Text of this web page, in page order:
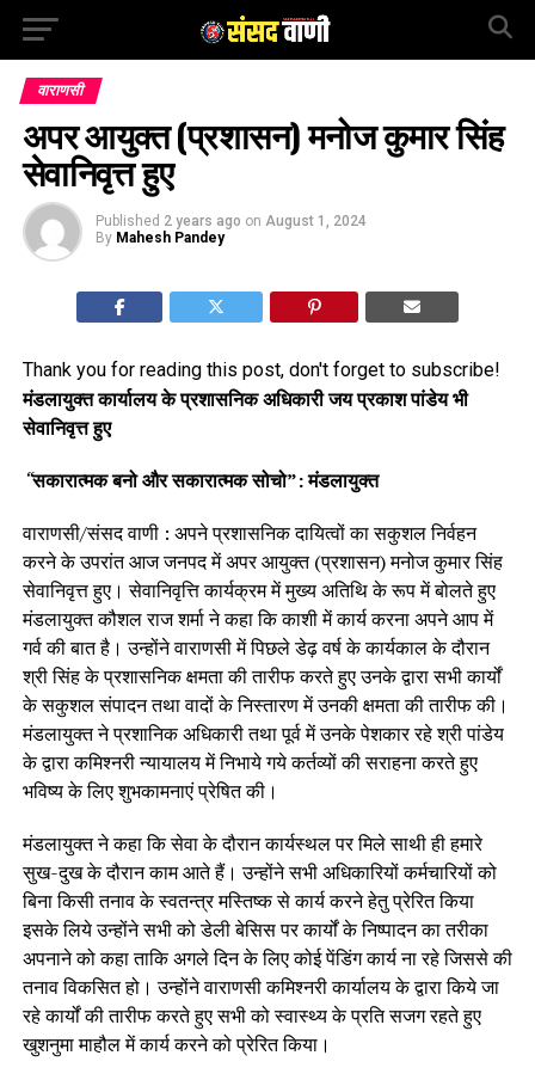
वाराणसी
अपर आयुक्त (प्रशासन) मनोज कुमार सिंह
सेवानिवृत्त हुए
Published 2 years ago on August 1, 2024
By Mahesh Pandey
Thank you for reading this post, don't forget to subscribe!
मंडलायुक्त कार्यालय के प्रशासनिक अधिकारी जय प्रकाश पांडेय भी
सेवानिवृत्त हुए
“सकारात्मक बनो और सकारात्मक सोचो”: मंडलायुक्त
वाराणसी/संसद वाणी : अपने प्रशासनिक दायित्वों का सकुशल निर्वहन
करने के उपरांत आज जनपद में अपर आयुक्त (प्रशासन) मनोज कुमार सिंह
सेवानिवृत्त हुए। सेवानिवृत्ति कार्यक्रम में मुख्य अतिथि के रूप में बोलते हुए
मंडलायुक्त कौशल राज शर्मा ने कहा कि काशी में कार्य करना अपने आप में
गर्व की बात है। उन्होंने वाराणसी में पिछले डेढ़ वर्ष के कार्यकाल के दौरान
श्री सिंह के प्रशासनिक क्षमता की तारीफ करते हुए उनके द्वारा सभी कार्यों
के सकुशल संपादन तथा वादों के निस्तारण में उनकी क्षमता की तारीफ की।
मंडलायुक्त ने प्रशानिक अधिकारी तथा पूर्व में उनके पेशकार रहे श्री पांडेय
के द्वारा कमिश्नरी न्यायालय में निभाये गये कर्तव्यों की सराहना करते हुए
भविष्य के लिए शुभकामनाएं प्रेषित की।
मंडलायुक्त ने कहा कि सेवा के दौरान कार्यस्थल पर मिले साथी ही हमारे
सुख-दुख के दौरान काम आते हैं। उन्होंने सभी अधिकारियों कर्मचारियों को
बिना किसी तनाव के स्वतन्त्र मस्तिष्क से कार्य करने हेतु प्रेरित किया
इसके लिये उन्होंने सभी को डेली बेसिस पर कार्यों के निष्पादन का तरीका
अपनाने को कहा ताकि अगले दिन के लिए कोई पेंडिंग कार्य ना रहे जिससे की
तनाव विकसित हो। उन्होंने वाराणसी कमिश्नरी कार्यालय के द्वारा किये जा
रहे कार्यों की तारीफ करते हुए सभी को स्वास्थ्य के प्रति सजग रहते हुए
खुशनुमा माहौल में कार्य करने को प्रेरित किया।